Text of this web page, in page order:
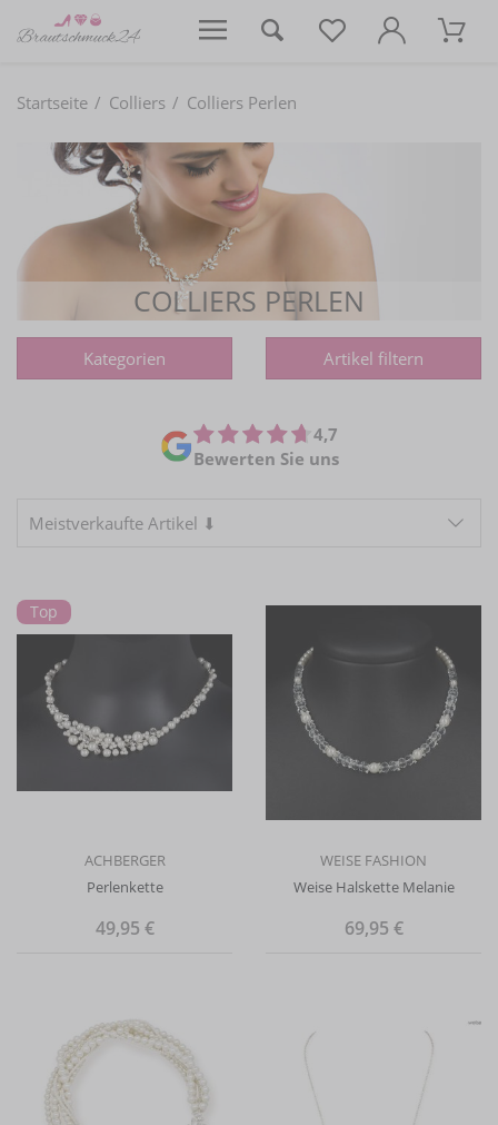
Startseite Colliers Colliers Perlen
COLLIERS PERLEN
Kategorien Artikel filtern
4,7
Bewerten Sie uns
Meistverkaufte Artikel ⬇
Top
ACHBERGER
Perlenkette
49,95 €
WEISE FASHION
Weise Halskette Melanie
69,95 €